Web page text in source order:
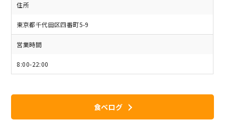
住所
東京都千代田区四番町5-9
営業時間
8:00-22:00
食べログ